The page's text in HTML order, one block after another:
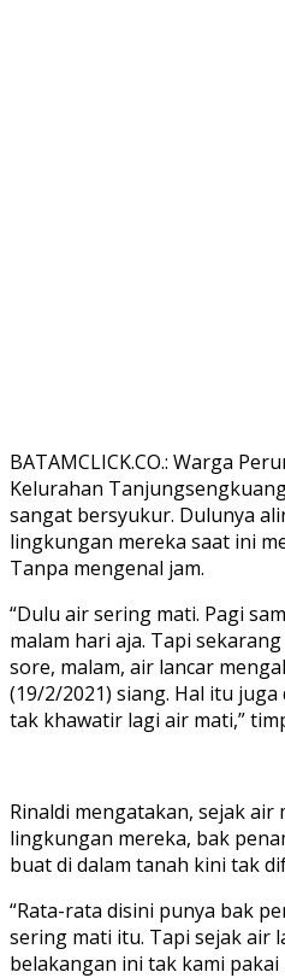
BATAMCLICK.CO.: Warga
Kelurahan
sangat bersyukur. Dulunya
lingkungan mereka saat ini
Tanpa mengenal jam.
“Dulu air sering mati. Pagi
malam hari aja. Tapi
sore, malam, air lancar
(19/2/2021) siang. Hal itu
tak khawatir lagi air mati,”
Rinaldi mengatakan, sejak air
lingkungan mereka, bak
buat di dalam tanah kini tak
“Rata-rata disini punya bak
sering mati itu. Tapi sejak air
belakangan ini tak kami pakai